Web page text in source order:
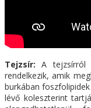
Tejzsír: A tejzsírról
rendelkezik, amik
burkában
lévő koleszterint